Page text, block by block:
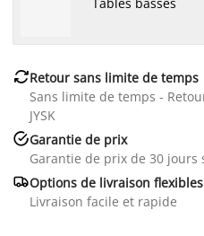
Retour sans limite de temps
Sans limite de temps -
JYSK
Garantie de prix
Garantie de prix de 30 jours
Options de livraison flexibles
Livraison facile et rapide